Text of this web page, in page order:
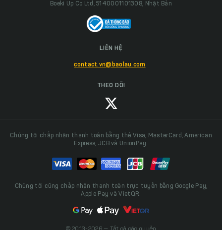
Boeki Up Co Ltd, 5140001101308, Nhật Bản
LIÊN HỆ
contact.vn@baolau.com
THEO DÕI
Chúng tôi chấp nhận thanh toán bằng thẻ Visa, MasterCard, American
Express, JCB và UnionPay.
Chúng tôi cũng chấp nhận thanh toán trực tuyến bằng Google Pay,
Apple Pay và VietQR.